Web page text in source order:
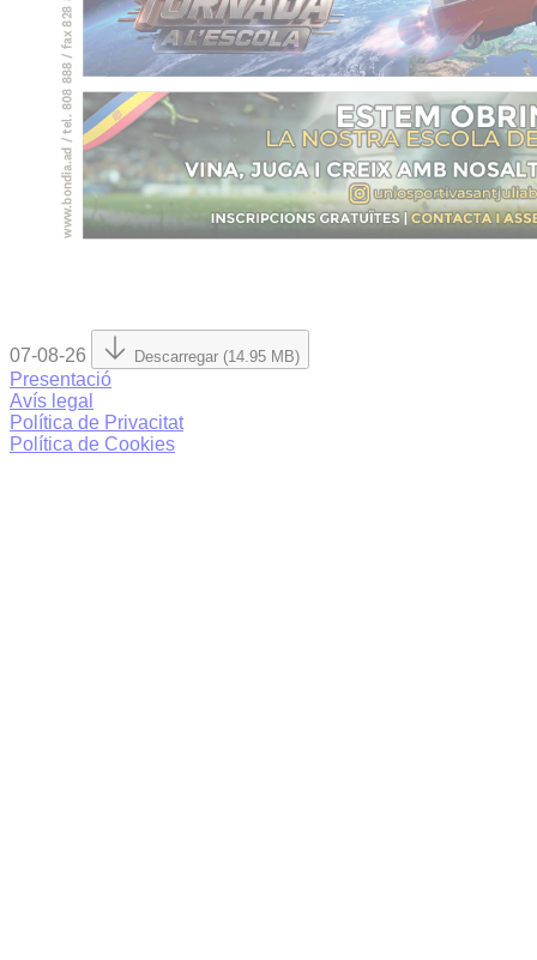
07-08-26 Descarregar (14.95 MB)
Presentació
Avís legal
Política de Privacitat
Política de Cookies